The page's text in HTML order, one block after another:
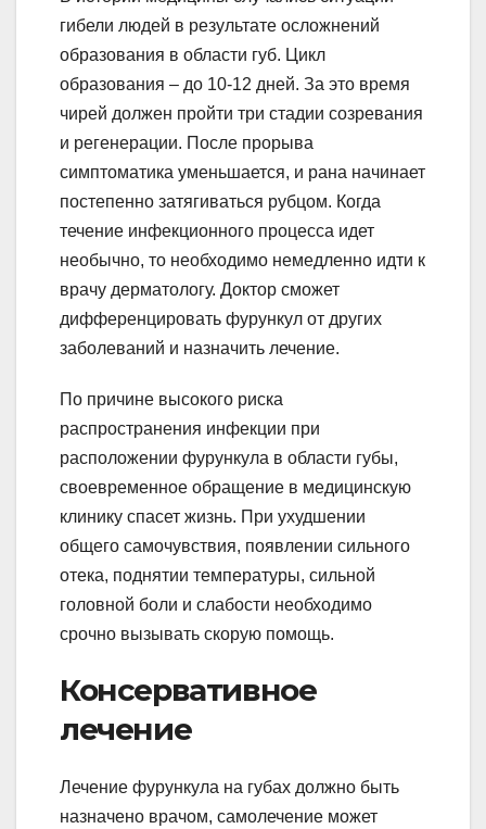
гибели людей в результате осложнений
образования в области губ. Цикл
образования – до 10-12 дней. За это время
чирей должен пройти три стадии созревания
и регенерации. После прорыва
симптоматика уменьшается, и рана начинает
постепенно затягиваться рубцом. Когда
течение инфекционного процесса идет
необычно, то необходимо немедленно идти к
врачу дерматологу. Доктор сможет
дифференцировать фурункул от других
заболеваний и назначить лечение.
По причине высокого риска
распространения инфекции при
расположении фурункула в области губы,
своевременное обращение в медицинскую
клинику спасет жизнь. При ухудшении
общего самочувствия, появлении сильного
отека, поднятии температуры, сильной
головной боли и слабости необходимо
срочно вызывать скорую помощь.
Консервативное
лечение
Лечение фурункула на губах должно быть
назначено врачом, самолечение может